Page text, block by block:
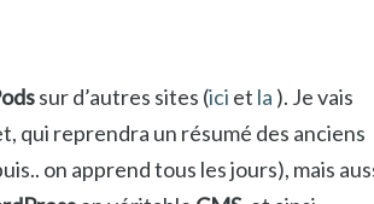
sur d’autres sites (ici et la ). Je vais
qui reprendra un résumé des anciens
on apprend tous les jours), mais